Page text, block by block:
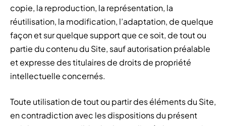
copie, la reproduction, la représentation, la
réutilisation, la modification, l’adaptation, de quelque
façon et sur quelque support que ce soit, de tout ou
partie du contenu du Site, sauf autorisation préalable
et expresse des titulaires de droits de propriété
intellectuelle concernés.
Toute utilisation de tout ou partir des éléments du Site,
en contradiction avec les dispositions du présent